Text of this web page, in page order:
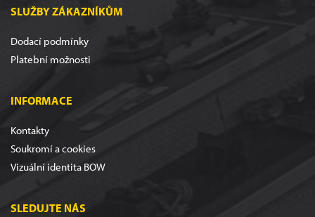
SLUŽBY ZÁKAZNÍKŮM
Dodací podmínky
Platební možnosti
INFORMACE
Kontakty
Soukromí a cookies
Vizuální identita BOW
SLEDUJTE NÁS